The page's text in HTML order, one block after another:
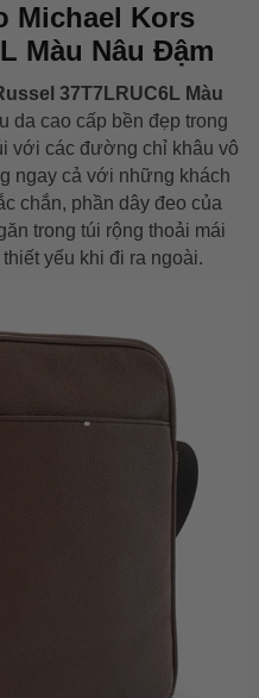
Michael Kors
Màu Nâu Đậm
37T7LRUC6L Màu
da cao cấp bền đẹp trong
với các đường chỉ khâu vô
ngay cả với những khách
chắn, phần dây đeo của
trong túi rộng thoải mái
yếu khi đi ra ngoài.